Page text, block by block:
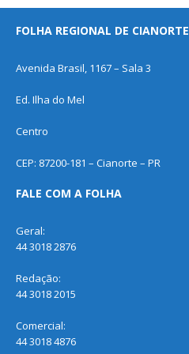
FOLHA REGIONAL DE CIANORTE
Avenida Brasil, 1167 – Sala 3
Ed. Ilha do Mel
Centro
CEP: 87200-181 – Cianorte – PR
FALE COM A FOLHA
Geral:
44 3018 2876
Redação:
44 3018 2015
Comercial:
44 3018 4876